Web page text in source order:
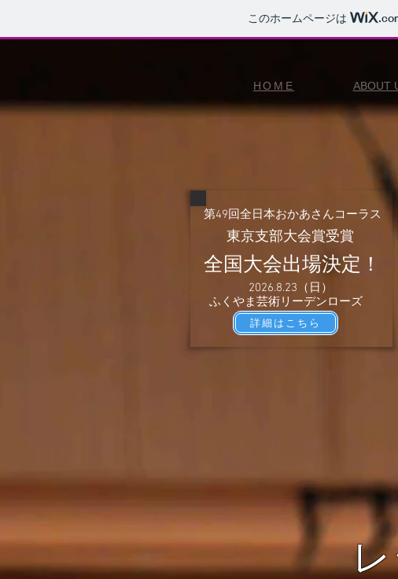
このホームページは
HOME ​ABOUT
​第49回全日本おかあさんコーラス
​東京支部大会賞受賞
全国大会出場決定！
​2026.8.23（日）
ふくやま芸術リーデンローズ
詳細はこちら